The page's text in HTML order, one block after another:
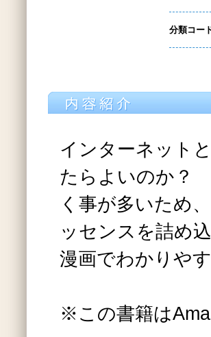
分類コー
インターネット
たらよいのか？
く事が多いため
ッセンスを詰め込
漫画でわかりやす
※この書籍は